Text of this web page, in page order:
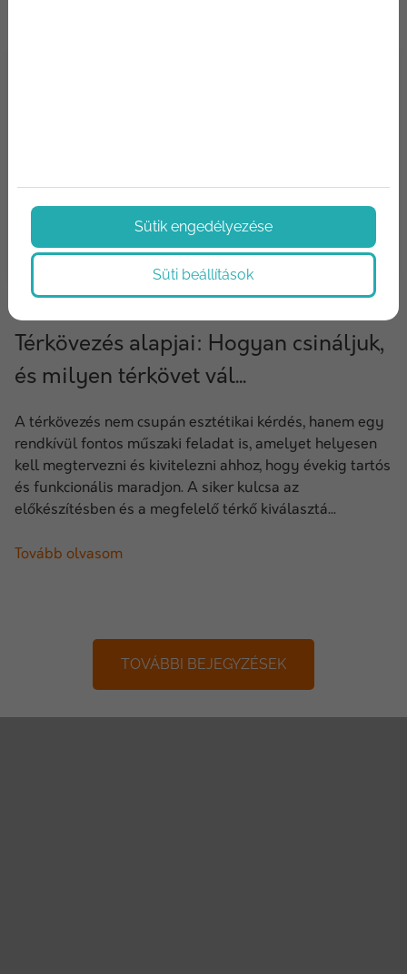
Térkövezés alapjai: Hogyan csináljuk,
és milyen térkövet vál...
A térkövezés nem csupán esztétikai kérdés, hanem egy
rendkívül fontos műszaki feladat is, amelyet helyesen
kell megtervezni és kivitelezni ahhoz, hogy évekig tartós
és funkcionális maradjon. A siker kulcsa az
előkészítésben és a megfelelő térkő kiválasztá...
Tovább olvasom
TOVÁBBI BEJEGYZÉSEK
Sütik engedélyezése
Süti beállítások